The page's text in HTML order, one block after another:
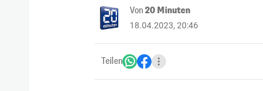
Von20 Minuten
18.04.2023, 20:46
Teilen